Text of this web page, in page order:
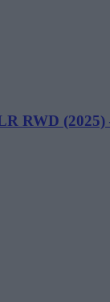
RWD (2025)